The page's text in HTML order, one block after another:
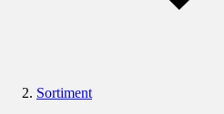
Sortiment